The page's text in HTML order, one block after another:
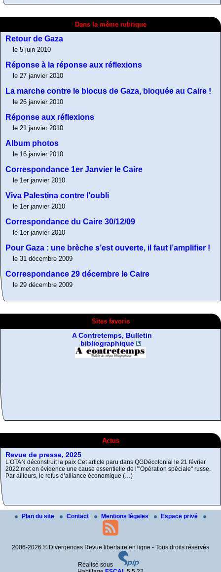
Dans la même rubrique
Retour de Gaza
le 5 juin 2010
Réponse à la réponse aux réflexions
le 27 janvier 2010
La marche contre le blocus de Gaza, bloquée au Caire !
le 26 janvier 2010
Réponse aux réflexions
le 21 janvier 2010
Album photos
le 16 janvier 2010
Correspondance 1er Janvier le Caire
le 1er janvier 2010
Viva Palestina contre l’oubli
le 1er janvier 2010
Correspondance du Caire 30/12/09
le 1er janvier 2010
Pour Gaza : une brèche s’est ouverte, il faut l’amplifier !
le 31 décembre 2009
Correspondance 29 décembre le Caire
le 29 décembre 2009
Sites favoris
A Contretemps, Bulletin
bibliographique
Fragments d’Histoire de
Résistance non-
De la désobeissance
Actus
Revue de presse, 2025
L’OTAN déconstruit la paix Cet article paru dans QGDécolonial le 21 février
2022 met en évidence une cause essentielle de l’"Opération spéciale" russe.
Par ailleurs, le refus d’alliance économique (…)
L’Autre et le Mal
Comment réunir les contraires antagonistes ?
Plan du site Contact Mentions légales Espace privé
2006-2026 © Divergences Revue libertaire en ligne - Tous droits réservés
Réalisé sous